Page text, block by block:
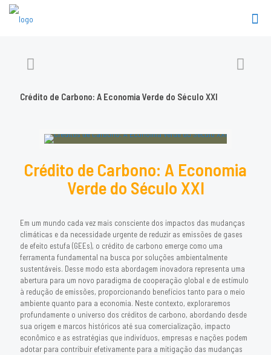
Crédito de Carbono: A Economia Verde do Século XXI
Crédito de Carbono: A Economia
Verde do Século XXI
Em um mundo cada vez mais consciente dos impactos das mudanças
climáticas e da necessidade urgente de reduzir as emissões de gases
de efeito estufa (GEEs), o crédito de carbono emerge como uma
ferramenta fundamental na busca por soluções ambientalmente
sustentáveis. Desse modo esta abordagem inovadora representa uma
abertura para um novo paradigma de cooperação global e de estímulo
à redução de emissões, proporcionando benefícios tanto para o meio
ambiente quanto para a economia. Neste contexto, exploraremos
profundamente o universo dos créditos de carbono, abordando desde
sua origem e marcos históricos até sua comercialização, impacto
econômico e as estratégias que indivíduos, empresas e nações podem
adotar para contribuir efetivamente para a mitigação das mudanças